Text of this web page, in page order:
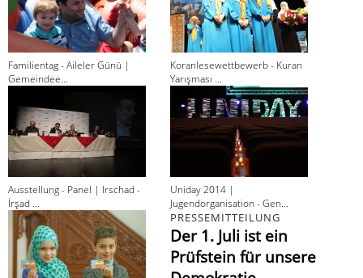
Familientag - Aileler Günü |
Gemeindee...
Koranlesewettbewerb - Kuran
Yarışması ...
Ausstellung - Panel | Irschad -
İrşad ...
Uniday 2014 |
Jugendorganisation - Gen...
PRESSEMITTEILUNG
Der 1. Juli ist ein
Prüfstein für unsere